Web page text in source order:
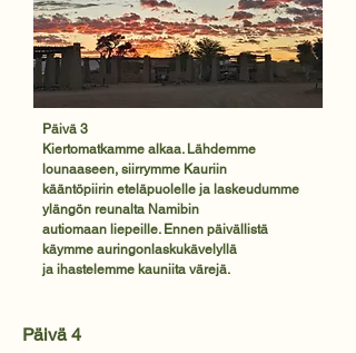
Päivä 3
Kiertomatkamme alkaa. Lähdemme
lounaaseen, siirrymme Kauriin
kääntöpiirin eteläpuolelle ja laskeudumme
ylängön reunalta Namibin
autiomaan liepeille. Ennen päivällistä
käymme auringonlaskukävelyllä
ja ihastelemme kauniita värejä.
Päivä 4